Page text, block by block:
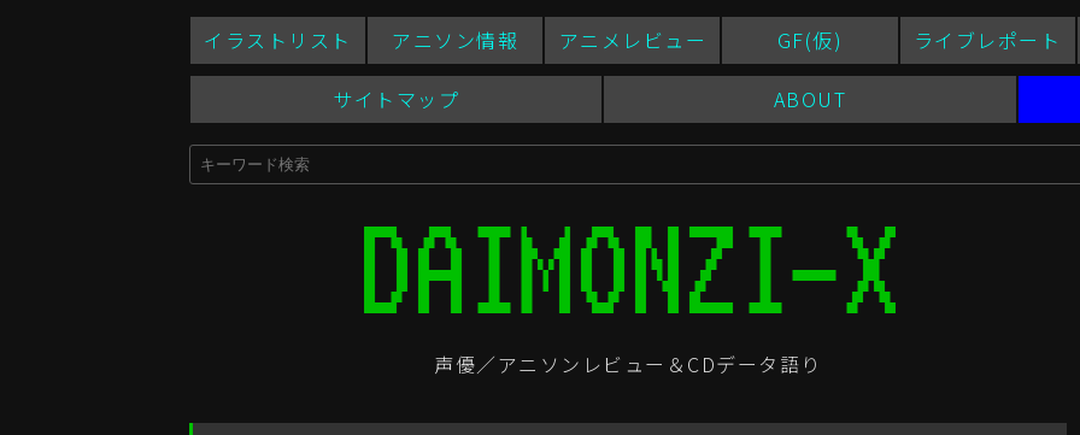
イラストリスト アニソン情報 アニメレビュー GF(仮) ライブレポート
サイトマップ ABOUT
声優／アニソンレビュー＆CDデータ語り